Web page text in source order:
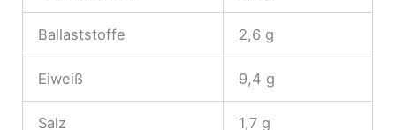
Ballaststoffe 2,6 g
Eiweiß 9,4 g
Salz 1,7 g